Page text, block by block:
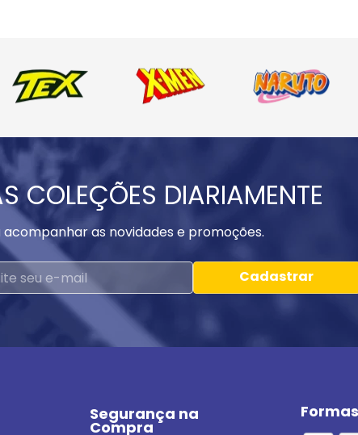
COLEÇÕES DIARIAMENTE
as novidades e promoções.
Cadastrar
Segurança na
Compra